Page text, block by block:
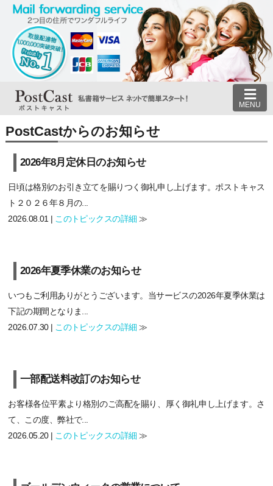
MENU
PostCastからのお知らせ
2026年8月定休日のお知らせ
日頃は格別のお引き立てを賜りつく御礼申し上げます。ポストキャス
ト２０２６年８月の...
2026.08.01 | このトピックスの詳細 ≫
2026年夏季休業のお知らせ
いつもご利用ありがとうございます。当サービスの2026年夏季休業は
下記の期間となりま...
2026.07.30 | このトピックスの詳細 ≫
一部配送料改訂のお知らせ
お客様各位平素より格別のご高配を賜り、厚く御礼申し上げます。さ
て、この度、弊社で...
2026.05.20 | このトピックスの詳細 ≫